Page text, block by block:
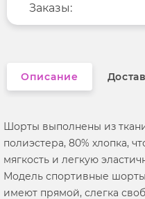
Заказы:
Описание
Шорты выполнены из
полиэстера, 80% хлопка,
мягкость и легкую
Модель спортивные
имеют прямой, слегка